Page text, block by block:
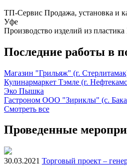
ТП-Сервис Продажа, установка и
Уфе
Производство изделий из пластика
Последние работы в
Магазин "Грильяж" (г.
Кулинармаркет Тэмле (г.
Эко Пышка
Гастроном ООО "Зириклы" (с.
Смотреть все
Проведенные
30.03.2021 Торговый проект –